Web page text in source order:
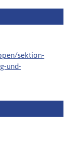
‌sektion-
und-